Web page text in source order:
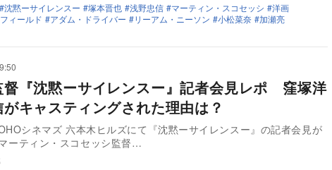
沈黙ーサイレンスー 塚本晋也 浅野忠信 マーティン・スコセッシ
洋画
ィールド
アダム・ドライバー リーアム・ニーソン 小松菜奈 加瀬亮
督『沈黙ーサイレンスー』記者会見レポ 窪塚洋
キャスティングされた理由は？
シネマズ 六本木ヒルズにて『沈黙ーサイレンスー』の記者会見が
ーティン・スコセッシ監督…